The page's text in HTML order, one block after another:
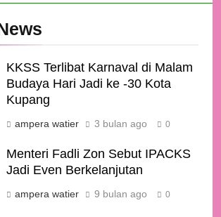
KKSS Terlibat Karnaval di Malam
Budaya Hari Jadi ke -30 Kota
Kupang
ampera watier 3 bulan ago 0
Menteri Fadli Zon Sebut IPACKS
Jadi Even Berkelanjutan
ampera watier 9 bulan ago 0